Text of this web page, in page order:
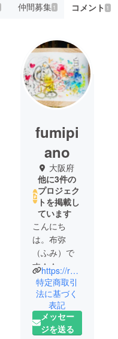
仲間募集 1 コメント 1
fumipi
ano
大阪府
他に3件の
プロジェク
トを掲載し
ています
こんにち
は。布弥
（ふみ）で
す＾＾
可愛い絵
や、神仏の
絵など。。
色々描いて
います！！
https://rainbow-of-heart.jimdo.com/
特定商取引
法に基づく
表記
メッセー
ジを送る